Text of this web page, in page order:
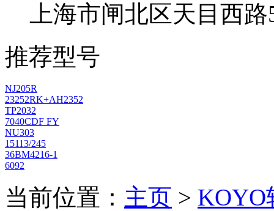
上海市闸北区天目西
推荐型号
NJ205R
23252RK+AH2352
TP2032
7040CDF FY
NU303
15113/245
36BM4216-1
6092
当前位置： 主页 > KOYO